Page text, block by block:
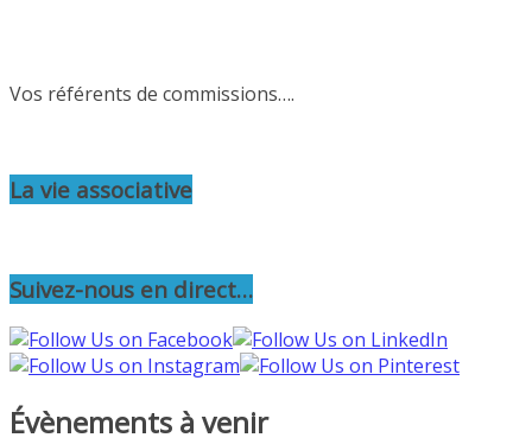
Vos référents de commissions….
La vie associative
Suivez-nous en direct…
Évènements à venir